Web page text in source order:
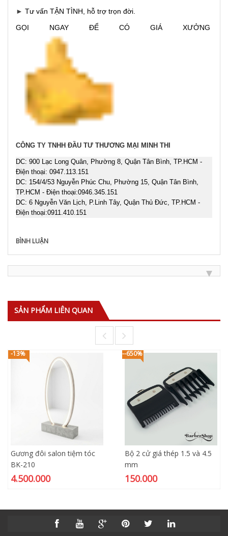
► Tư vấn TẬN TÌNH, hỗ trợ trọn đời.
GỌI NGAY ĐỂ CÓ GIÁ XƯỞNG
CÔNG TY TNHH ĐẦU TƯ THƯƠNG MẠI MINH THI
DC: 900 Lạc Long Quân, Phường 8, Quận Tân Bình, TP.HCM -
Điện thoại: 0947.113.151
DC: 154/4/53 Nguyễn Phúc Chu, Phường 15, Quận Tân Bình,
TP.HCM - Điện thoại:0946.345.151
DC: 6 Nguyễn Văn Lịch, P.Linh Tây, Quận Thủ Đức, TP.HCM -
Điện thoại:0911.410.151
BÌNH LUẬN
SẢN PHẨM LIÊN QUAN
-13%
Gương đôi salon tiệm tóc
BK-210
4.500.000
--650%
Bộ 2 cử giá thép 1.5 và 4.5
mm
150.000